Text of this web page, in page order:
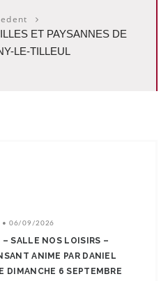
ET PAYSANNES DE
LE-TILLEUL
06/09/2026
– SALLE NOS LOISIRS –
ANIME PAR DANIEL
DIMANCHE 6 SEPTEMBRE